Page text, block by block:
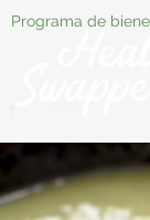
Programa de